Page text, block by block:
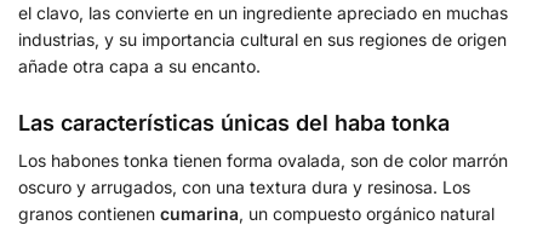
el clavo, las convierte en un ingrediente apreciado en muchas
industrias, y su importancia cultural en sus regiones de origen
añade otra capa a su encanto.
Las características únicas del haba tonka
Los habones tonka tienen forma ovalada, son de color marrón
oscuro y arrugados, con una textura dura y resinosa. Los
granos contienen cumarina, un compuesto orgánico natural